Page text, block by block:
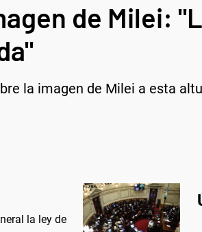
de Milei:
la imagen de Milei a esta
la ley de